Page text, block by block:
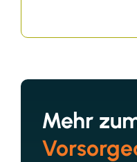
Mehr